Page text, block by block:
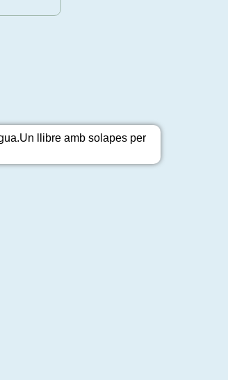
llibre amb solapes per